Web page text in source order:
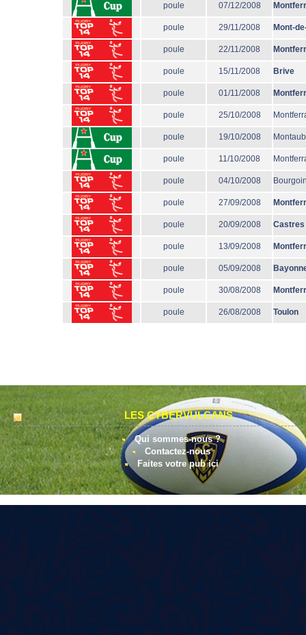
poule 07/12/2008
poule 29/11/2008 Mont-
poule 22/11/2008
poule 15/11/2008 Brive
poule 01/11/2008
poule 25/10/2008
poule 19/10/2008
poule 11/10/2008
poule 04/10/2008
poule 27/09/2008
poule 20/09/2008 Castres
poule 13/09/2008
poule 05/09/2008
poule 30/08/2008
poule 26/08/2008 Toulon
LES CYBERVULCANS
Qui sommes-nous ?
Contactez-nous
Faites votre pub ici